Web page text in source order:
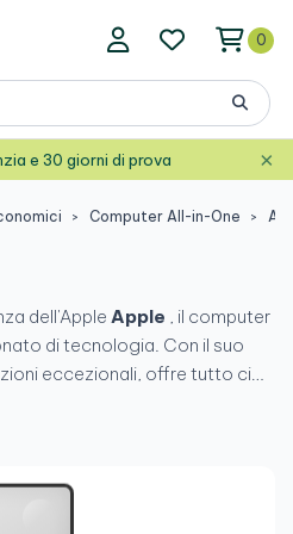
0
e 30 giorni di prova ×
Computer All-in-One
dell'Apple Apple , il computer
di tecnologia. Con il suo
eccezionali, offre tutto ciò
e svago. Nel nostro negozio